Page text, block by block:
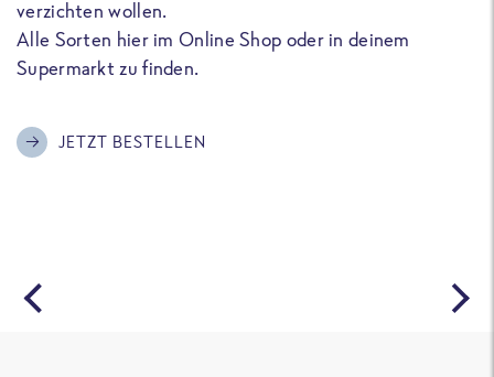
verzichten wollen.
Alle Sorten hier im Online Shop oder in deinem
Supermarkt zu finden.
JETZT BESTELLEN